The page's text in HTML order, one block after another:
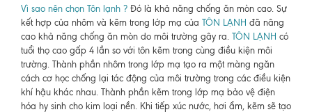
Vì sao nên chọn Tôn lạnh ? Đó là khả năng chống ăn mòn cao. Sự
kết hợp của nhôm và kẽm trong lớp mạ của TÔN LẠNH đã nâng
cao khả năng chống ăn mòn do môi trường gây ra. TÔN LẠNH có
tuổi thọ cao gấp 4 lần so với tôn kẽm trong cùng điều kiện môi
trường. Thành phần nhôm trong lớp mạ tạo ra một màng ngăn
cách cơ học chống lại tác động của môi trường trong các điều kiện
khí hậu khác nhau. Thành phần kẽm trong lớp mạ bảo vệ điện
hóa hy sinh cho kim loại nền. Khi tiếp xúc nước, hơi ẩm, kẽm sẽ tạo